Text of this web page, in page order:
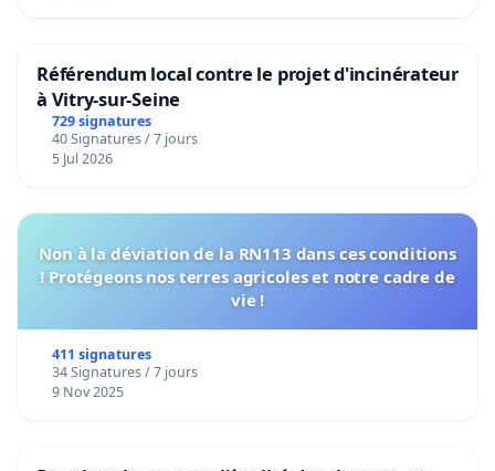
Référendum local contre le projet d'incinérateur
à Vitry-sur-Seine
729 signatures
40 Signatures / 7 jours
5 Jul 2026
Non à la déviation de la RN113 dans ces conditions
! Protégeons nos terres agricoles et notre cadre de
vie !
411 signatures
34 Signatures / 7 jours
9 Nov 2025